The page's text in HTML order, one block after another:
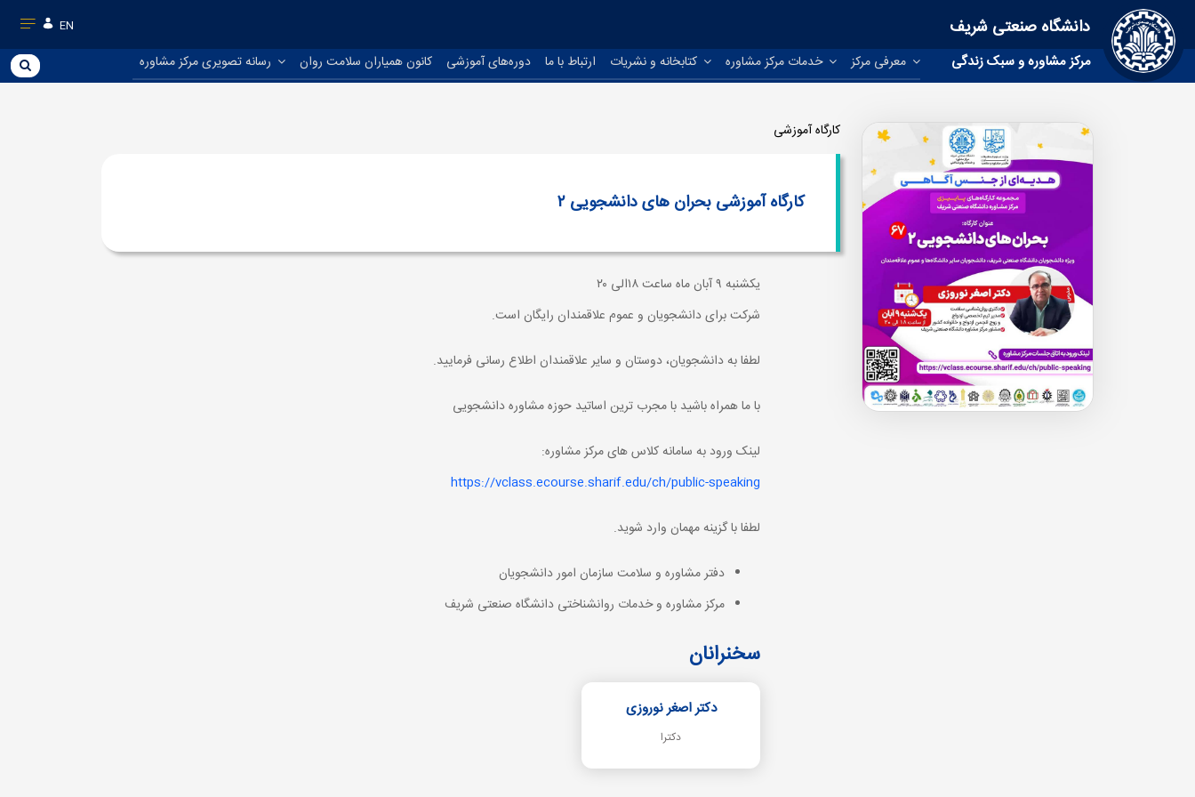
دانشگاه صنعتی شریف EN
مرکز مشاوره و سبک زندگی معرفی مرکز خدمات مرکز مشاوره کتابخانه و نشریات ارتباط با ما دوره‌های آموزشی کانون همیاران سلامت روان رسانه تصویری مرکز مشاوره
کارگاه آموزشی
کارگاه آموزشی بحران های دانشجویی ۲
یکشنبه ۹ آبان ماه ساعت ۱۸الی ۲۰
شرکت برای دانشجویان و عموم علاقمندان رایگان است.
لطفا به دانشجویان، دوستان و سایر علاقمندان اطلاع رسانی فرمایید.
با ما همراه باشید با مجرب ترین اساتید حوزه مشاوره دانشجویی
لینک ورود به سامانه کلاس های مرکز مشاوره:
https://vclass.ecourse.sharif.edu/ch/public-speaking
لطفا با گزینه مهمان وارد شوید.
دفتر مشاوره و سلامت سازمان امور دانشجویان
مرکز مشاوره و خدمات روانشناختی دانشگاه صنعتی شریف
سخنرانان
دکتر اصغر نوروزی
دکترا